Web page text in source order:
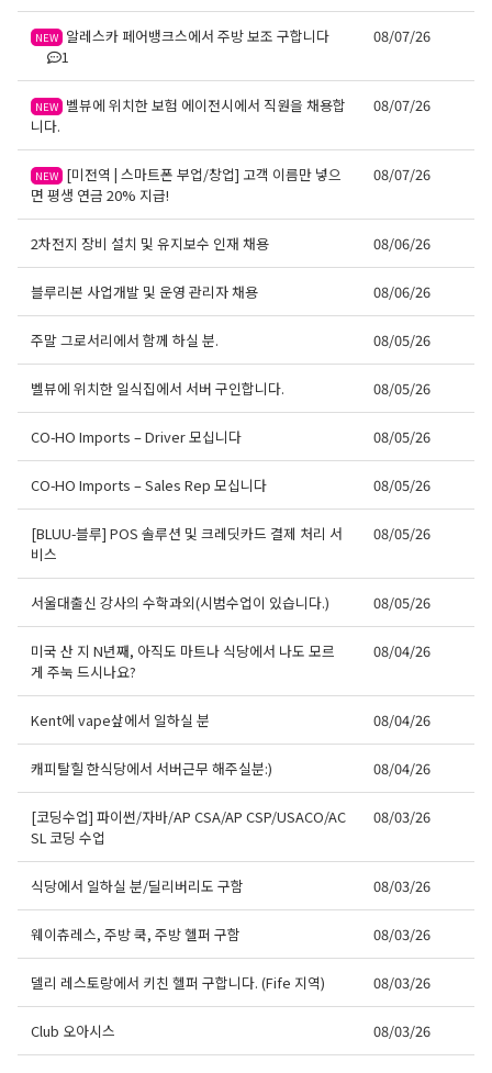
NEW 알레스카 페어뱅크스에서 주방 보조 구합니다
1
08/07/26
NEW 벨뷰에 위치한 보험 에이전시에서 직원을 채용합
니다.
08/07/26
NEW [미전역 | 스마트폰 부업/창업] 고객 이름만 넣으
면 평생 연금 20% 지급!
08/07/26
2차전지 장비 설치 및 유지보수 인재 채용 08/06/26
블루리본 사업개발 및 운영 관리자 채용 08/06/26
주말 그로서리에서 함께 하실 분. 08/05/26
벨뷰에 위치한 일식집에서 서버 구인합니다. 08/05/26
CO-HO Imports – Driver 모십니다 08/05/26
CO-HO Imports – Sales Rep 모십니다 08/05/26
[BLUU-블루] POS 솔루션 및 크레딧카드 결제 처리 서
비스
08/05/26
서울대출신 강사의 수학과외(시범수업이 있습니다.) 08/05/26
미국 산 지 N년째, 아직도 마트나 식당에서 나도 모르
게 주눅 드시나요?
08/04/26
Kent에 vape샆에서 일하실 분 08/04/26
캐피탈힐 한식당에서 서버근무 해주실분:) 08/04/26
[코딩수업] 파이썬/자바/AP CSA/AP CSP/USACO/AC
SL 코딩 수업
08/03/26
식당에서 일하실 분/딜리버리도 구함 08/03/26
웨이츄레스, 주방 쿡, 주방 헬퍼 구함 08/03/26
델리 레스토랑에서 키친 헬퍼 구합니다. (Fife 지역) 08/03/26
Club 오아시스 08/03/26